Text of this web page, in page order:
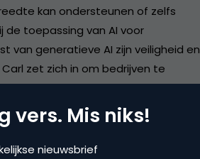
kan ondersteunen of zelfs
de toepassing van AI voor
generatieve AI zijn veiligheid en
zet zich in om bedrijven te
die niet alleen
aan de hoogste ethische en
AI en zijn toewijding aan veilige
innovatie en
vers. Mis niks!
nieuwsbrief